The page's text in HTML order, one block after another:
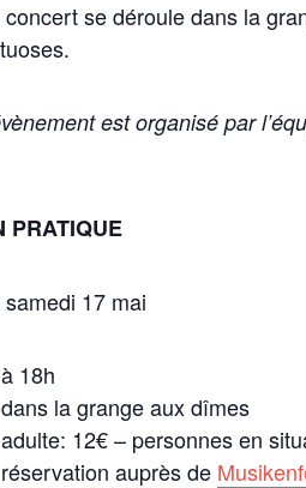
concert se déroule dans la
est organisé par
PRATIQUE
samedi 17 mai
18h
la grange aux dîmes
12€ – personnes en
auprès de